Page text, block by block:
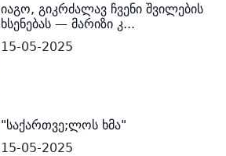
იაგო, გიკრძალავ ჩვენი შვილების
ხსენებას — მარიზი კ...
15-05-2025
"საქართვე;ლოს ხმა"
15-05-2025